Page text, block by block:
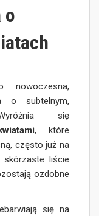
o
nowoczesna,
o subtelnym,
się
, które
często już na
skórzaste liście
ozdobne
się na